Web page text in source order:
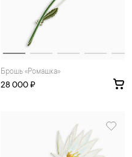
Брошь «Ромашка»
28 000 ₽